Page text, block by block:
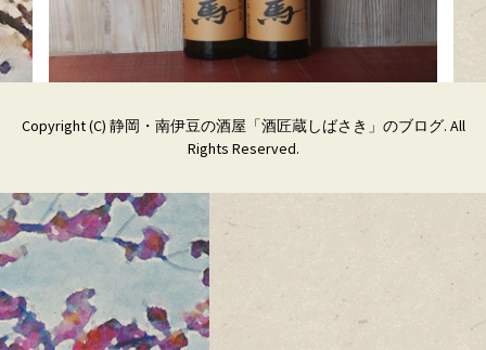
Copyright (C) 静岡・南伊豆の酒屋「酒匠蔵しばさき」のブログ. All
Rights Reserved.